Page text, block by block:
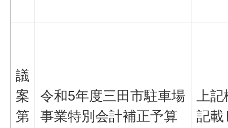
議
案
第
令和5年度三田市駐車場
事業特別会計補正予算
上
記載